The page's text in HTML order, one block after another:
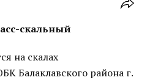
скальный
на скалах
Балаклавского района г.